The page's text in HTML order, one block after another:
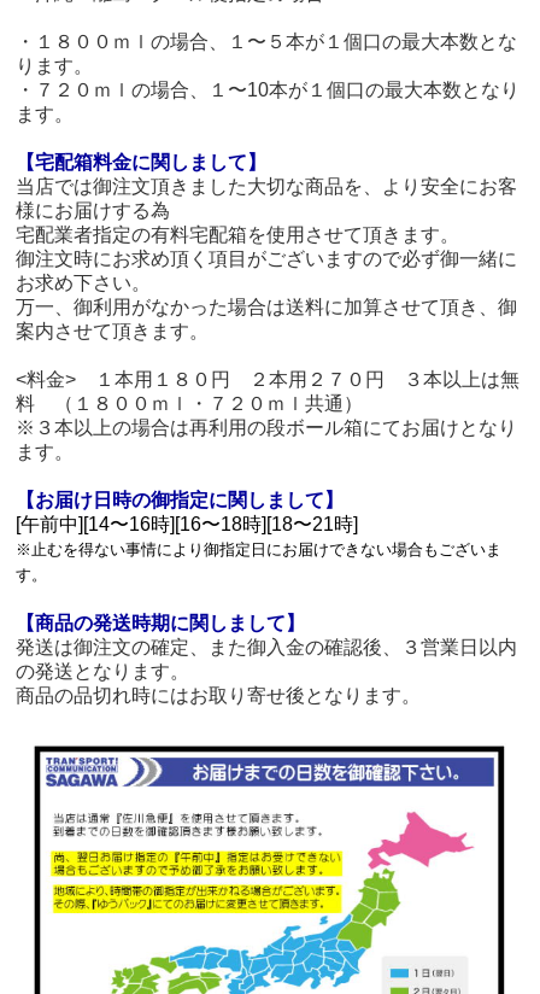
・１８００ｍｌの場合、１〜５本が１個口の最大本数とな
ります。
・７２０ｍｌの場合、１〜10本が１個口の最大本数となり
ます。
【宅配箱料金に関しまして】
当店では御注文頂きました大切な商品を、より安全にお客
様にお届けする為
宅配業者指定の有料宅配箱を使用させて頂きます。
御注文時にお求め頂く項目がございますので必ず御一緒に
お求め下さい。
万一、御利用がなかった場合は送料に加算させて頂き、御
案内させて頂きます。
<料金> １本用１８０円 ２本用２７０円 ３本以上は無
料 （１８００ｍｌ・７２０ｍｌ共通）
※３本以上の場合は再利用の段ボール箱にてお届けとなり
ます。
【お届け日時の御指定に関しまして】
[午前中][14〜16時][16〜18時][18〜21時]
※止むを得ない事情により御指定日にお届けできない場合もございま
す。
【商品の発送時期に関しまして】
発送は御注文の確定、また御入金の確認後、３営業日以内
の発送となります。
商品の品切れ時にはお取り寄せ後となります。